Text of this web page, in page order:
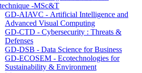
-MSc&T
GD-AIAVC - Artificial Intelligence and
Advanced Visual Computing
GD-CTD - Cybersecurity : Threats &
Defenses
GD-DSB - Data Science for Business
GD-ECOSEM - Ecotechnologies for
Sustainability & Environment